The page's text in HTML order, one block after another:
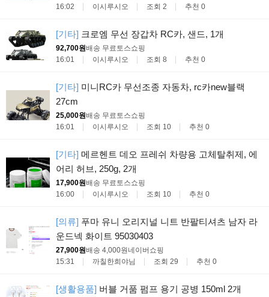
16:02
이시루시오 조회 2 추천 0
[기타] 크로엠 무선 장갑차 RC카, 샌드, 1개
92,700원배송 무료 토스쇼핑
16:01
이시루시오 조회 8 추천 0
[기타] 미니RC카 무선조종 자동차, rc카new블랙
27cm
25,000원배송 무료 토스쇼핑
16:01
이시루시오 조회 10 추천 0
[기타] 메르헨트 데오 프레쉬 차량용 고체탈취제, 에
어리 허브, 250g, 2개
17,900원배송 무료 토스쇼핑
16:00
이시루시오 조회 10 추천 0
[의류] 푸마 유니 오리지널 니트 반팔티셔츠 남자 라
운드넥 화이트 95030403
27,900원배송 4,000원네이버쇼핑
15:31
까칠한희야님 조회 29 추천 0
[생활용품] 버블 거품 펌프 용기 공병 150ml 2개